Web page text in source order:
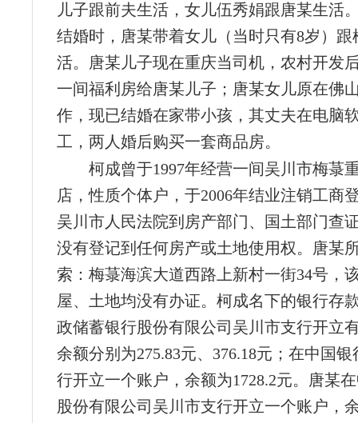
儿子跟前夫生活，女儿伍秀娟跟唐某生活
结婚时，唐某带着女儿（当时只有8岁）跟
活。唐某儿子现在重庆当司机，农村开发
一间福利房给唐某儿子；唐某女儿原在佛
作，现已结婚在家带小孩，其丈夫在电脑
工，两人婚后购买一套商品房。
柯成曾于1997年经营一间吴川市梅菉
店，性质个体户，于2006年结业注销工商
吴川市人民法院到房产部门、国土部门查
没有登记到任何房产或土地使用权。唐某
索：梅菉海滨大道西路上新村一街34号，
屋、土地均没有办证。柯成名下的银行存
政储蓄银行股份有限公司吴川市支行开立
余额分别为275.83元、376.18元；在中国
行开立一个账户，余额为1728.2元。唐某
股份有限公司吴川市支行开立一个账户，